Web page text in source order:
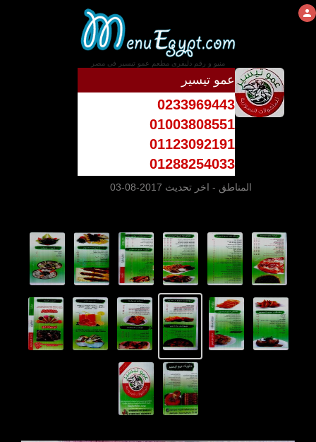
منيو و رقم دليفرى مطعم عمو تيسير فى مصر
عمو تيسير
0233969443
01003808551
01123092191
01288254033
المناطق - اخر تحديث 2017-08-03